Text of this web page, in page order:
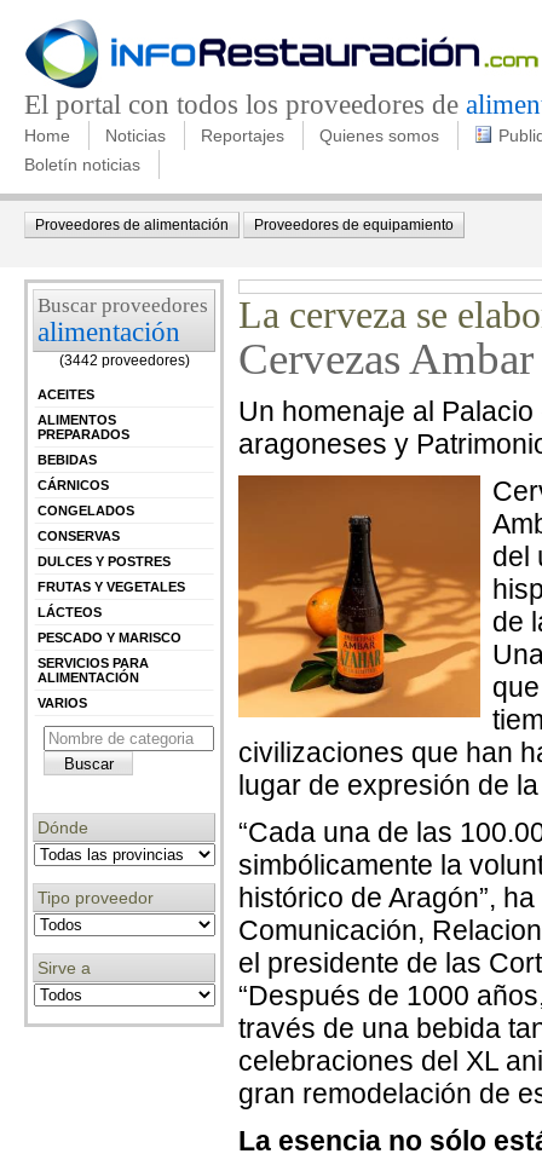
El portal con todos los proveedores de
Home Noticias Reportajes Quienes somos
Boletín noticias
Proveedores de alimentación Proveedores de equipamiento
Buscar proveedores
alimentación
(3442 proveedores)
ACEITES
ALIMENTOS
PREPARADOS
BEBIDAS
CÁRNICOS
CONGELADOS
CONSERVAS
DULCES Y POSTRES
FRUTAS Y VEGETALES
LÁCTEOS
PESCADO Y MARISCO
SERVICIOS PARA
ALIMENTACIÓN
VARIOS
Dónde
Tipo proveedor
Sirve a
La cerveza se
Cervezas
Un homenaje al
aragoneses y
del
de
civilizaciones que han
lugar de expresión de
“Cada una de las
simbólicamente la
histórico de Aragón”,
Comunicación,
el presidente de las
“Después de 1000
través de una bebida
celebraciones del XL
gran remodelación de
La esencia no sólo